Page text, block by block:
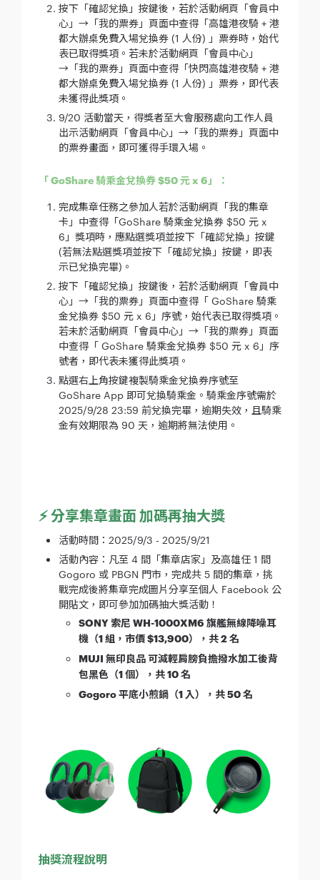
按下「確認兌換」按鍵後，若於活動網頁「會員中
心」→「我的票券」頁面中查得「高雄港夜騎 + 港
都大辦桌免費入場兌換券 (1 人份) 」票券時，始代
表已取得獎項。若未於活動網頁「會員中心」
→「我的票券」頁面中查得「快閃高雄港夜騎 + 港
都大辦桌免費入場兌換券 (1 人份) 」票券，即代表
未獲得此獎項。
9/20 活動當天，得獎者至大會服務處向工作人員
出示活動網頁「會員中心」→「我的票券」頁面中
的票券畫面，即可獲得手環入場。
「 GoShare 騎乘金兌換券 $50 元 x 6」：
完成集章任務之參加人若於活動網頁「我的集章
卡」中查得「GoShare 騎乘金兌換券 $50 元 x
6」獎項時，應點選獎項並按下「確認兌換」按鍵
(若無法點選獎項並按下「確認兌換」按鍵，即表
示已兌換完畢)。
按下「確認兌換」按鍵後，若於活動網頁「會員中
心」→「我的票券」頁面中查得「 GoShare 騎乘
金兌換券 $50 元 x 6」序號，始代表已取得獎項。
若未於活動網頁「會員中心」→「我的票券」頁面
中查得「 GoShare 騎乘金兌換券 $50 元 x 6」序
號者，即代表未獲得此獎項。
點選右上角按鍵複製騎乘金兌換券序號至
GoShare App 即可兌換騎乘金。騎乘金序號需於
2025/9/28 23:59 前兌換完畢，逾期失效，且騎乘
金有效期限為 90 天，逾期將無法使用。
⚡️ 分享集章畫面 加碼再抽大獎
活動時間：2025/9/3 - 2025/9/21
活動內容：凡至 4 間「集章店家」及高雄任 1 間
Gogoro 或 PBGN 門市，完成共 5 間的集章，挑
戰完成後將集章完成圖片分享至個人 Facebook 公
開貼文，即可參加加碼抽大獎活動！
SONY 索尼 WH-1000XM6 旗艦無線降噪耳
機（1 組，市價 $13,900），共 2 名
MUJI 無印良品 可減輕肩膀負擔撥水加工後背
包黑色（1 個），共 10 名
Gogoro 平底小煎鍋（1 入），共 50 名
抽獎流程說明